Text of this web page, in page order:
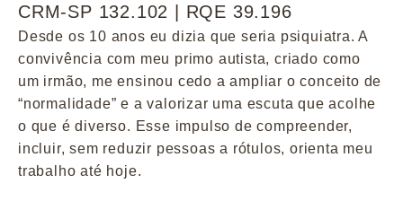
CRM-SP 132.102 | RQE 39.196
Desde os 10 anos eu dizia que seria psiquiatra. A
convivência com meu primo autista, criado como
um irmão, me ensinou cedo a ampliar o conceito de
“normalidade” e a valorizar uma escuta que acolhe
o que é diverso. Esse impulso de compreender,
incluir, sem reduzir pessoas a rótulos, orienta meu
trabalho até hoje.